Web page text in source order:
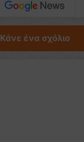
Κάνε ένα σχόλιο